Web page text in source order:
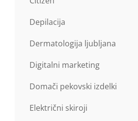
Depilacija
Dermatologija ljubljana
Digitalni marketing
Domači pekovski izdelki
Električni skiroji